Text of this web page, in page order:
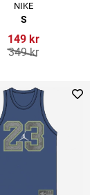
NIKE
S
149 kr
349 kr